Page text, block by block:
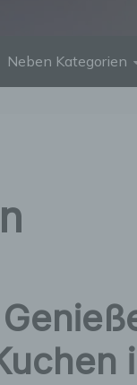
Neben Kategorien